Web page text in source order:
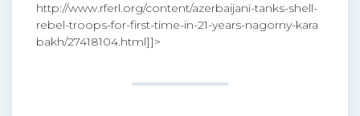
http://www.rferl.org/content/azerbaijani-tanks-shell-
rebel-troops-for-first-time-in-21-years-nagorny-kara
bakh/27418104.html]]>